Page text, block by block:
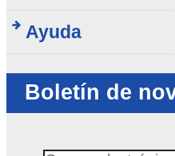
Ayuda
Boletín de